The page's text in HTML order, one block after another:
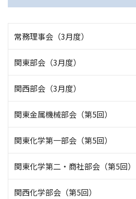
常務理事会（3月度）
関東部会（3月度）
関西部会（3月度）
関東金属機械部会（第5回）
関東化学第一部会（第5回）
関東化学第二・商社部会（第5回）
関西化学部会（第5回）